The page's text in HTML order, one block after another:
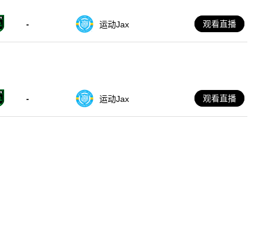
- 运动Jax 观看直播
- 运动Jax 观看直播